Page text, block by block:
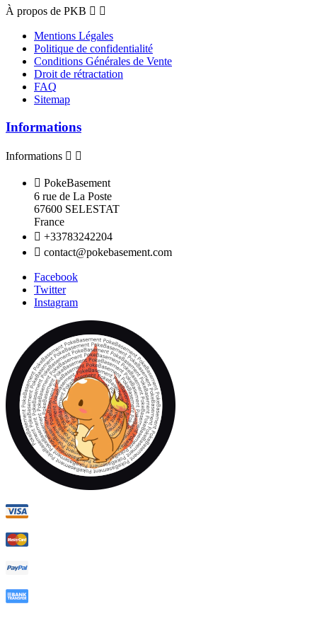
À propos de PKB  
Mentions Légales
Politique de confidentialité
Conditions Générales de Vente
Droit de rétractation
FAQ
Sitemap
Informations
Informations  
 PokeBasement
6 rue de La Poste
67600 SELESTAT
France
 +33783242204
 contact@pokebasement.com
Facebook
Twitter
Instagram